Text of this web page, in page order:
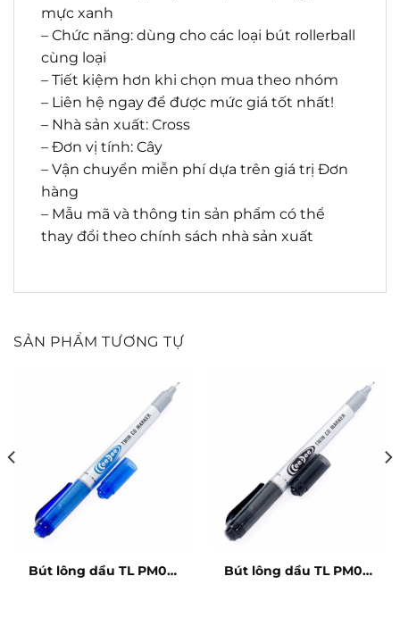
mực xanh
– Chức năng: dùng cho các loại bút rollerball
cùng loại
– Tiết kiệm hơn khi chọn mua theo nhóm
– Liên hệ ngay để được mức giá tốt nhất!
– Nhà sản xuất: Cross
– Đơn vị tính: Cây
– Vận chuyển miễn phí dựa trên giá trị Đơn
hàng
– Mẫu mã và thông tin sản phẩm có thể
thay đổi theo chính sách nhà sản xuất
SẢN PHẨM TƯƠNG TỰ
Bút lông dầu TL PM04
Bút lông dầu TL PM04